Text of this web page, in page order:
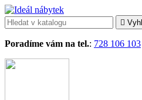

Poradíme vám na tel.: 728 106 103